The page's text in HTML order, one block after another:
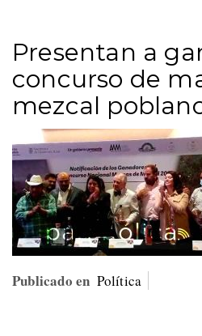
Presentan a
concurso de
mezcal
Publicado en Política